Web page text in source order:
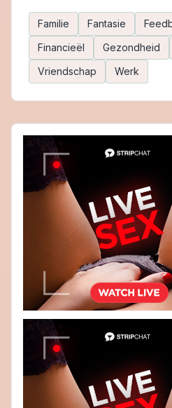
Familie Fantasie
Financieël
Gezondheid
Vriendschap
Werk